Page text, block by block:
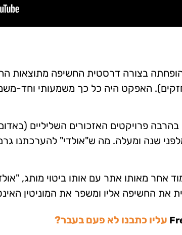
האפקט היה כל כך משמעותי וחד-
פרויקטים האזכורים השליליים
שנה ומעלה. מה ש"אולדי" להערכתנו
אחר מאותו אתר עם אותו ביטוי מותג,
את החשיפה אליו ומשפר את המוניטין
עליו כתבנו לא פעם בעבר?